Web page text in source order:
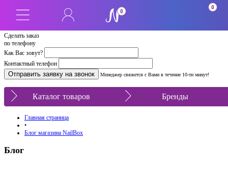
Сделать заказ
по телефону
Как Вас зовут?
Контактный телефон
Менеджер свяжется с Вами в течение 10-ти минут!
0
0
Каталог товаров Бренды
Главная страница
•
Блог магазина NailBox
Блог